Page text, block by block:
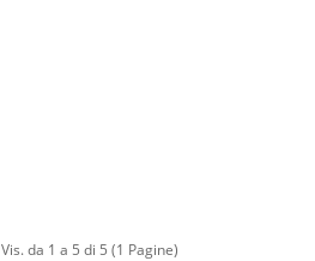
Vis. da 1 a 5 di 5 (1 Pagine)